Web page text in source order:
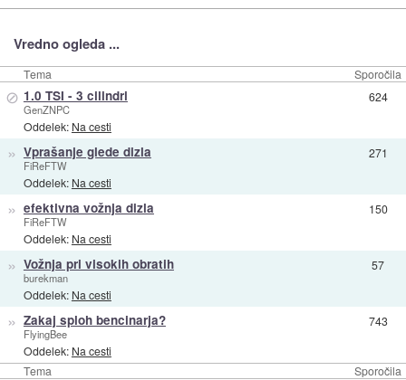
Vredno ogleda ...
Tema Sporočila
Tema Sporočila
⊘ 1.0 TSI - 3 cilindri
GenZNPC
Oddelek: Na cesti
624
» Vprašanje glede dizla
FiReFTW
Oddelek: Na cesti
271
» efektivna vožnja dizla
FiReFTW
Oddelek: Na cesti
150
» Vožnja pri visokih obratih
burekman
Oddelek: Na cesti
57
» Zakaj sploh bencinarja?
FlyingBee
Oddelek: Na cesti
743